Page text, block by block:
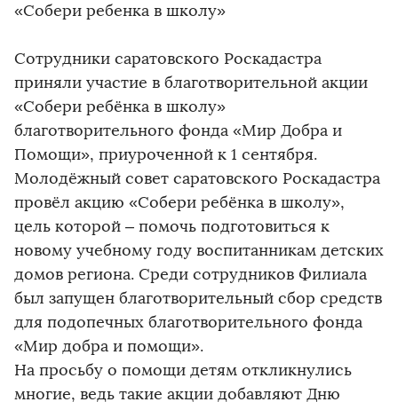
«Собери ребенка в школу»
Сотрудники саратовского Роскадастра
приняли участие в благотворительной акции
«Собери ребёнка в школу»
благотворительного фонда «Мир Добра и
Помощи», приуроченной к 1 сентября.
Молодёжный совет саратовского Роскадастра
провёл акцию «Собери ребёнка в школу»,
цель которой – помочь подготовиться к
новому учебному году воспитанникам детских
домов региона. Среди сотрудников Филиала
был запущен благотворительный сбор средств
для подопечных благотворительного фонда
«Мир добра и помощи».
На просьбу о помощи детям откликнулись
многие, ведь такие акции добавляют Дню